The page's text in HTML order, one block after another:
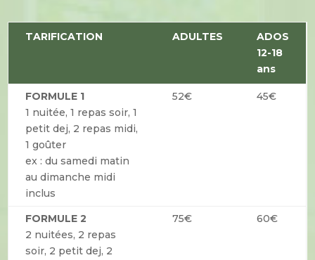
TARIFICATION ADULTES
ADOS
12-18
ans
FORMULE 1
1 nuitée, 1 repas soir, 1
petit dej, 2 repas midi,
1 goûter
ex : du samedi matin
au dimanche midi
inclus
52€ 45€
FORMULE 2
2 nuitées, 2 repas
soir, 2 petit dej, 2
75€ 60€